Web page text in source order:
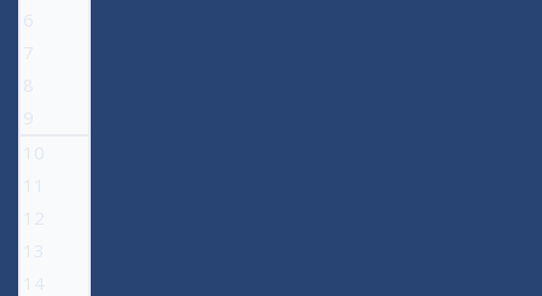
6
7
8
9
10
11
12
13
14